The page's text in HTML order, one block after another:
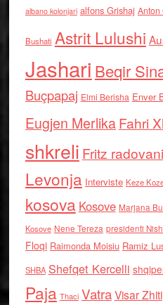
albano kolonjari alfons Grishaj Anton
Bushati Astrit Lulushi
Jashari Beqir
Buçpapaj Elmi Berisha Enver
Eugjen MerlikaFahri
shkreli Fritz radovani
Levonja Interviste Keze
kosova Kosove Marjana
Kosove Nene Tereza presidenti
Floqi Raimonda Moisiu Ramiz
SHBA Shefqet Kercelli
Paja Thaci VatraVisar Zhiti